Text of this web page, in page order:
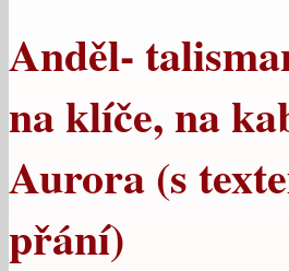
Anděl-
na klíče, na
Aurora (s
přání)